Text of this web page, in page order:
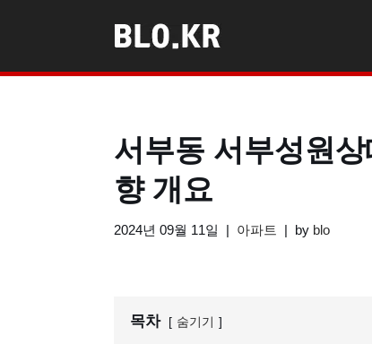
텐
서부동 서부성원
향 개요
2024년 09월 11일 아파트 by blo
목차 숨기기